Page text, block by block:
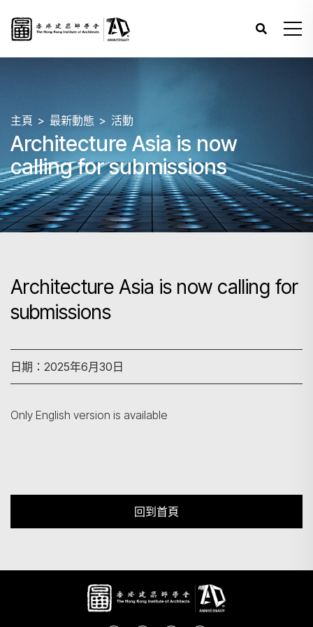
主頁 最新動態 活動
Architecture Asia is now
calling for submissions
Architecture Asia is now calling for
submissions
日期：2025年6月30日
Only English version is available
回到首頁